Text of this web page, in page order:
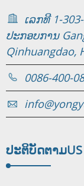
ເລກທີ 1-
ປະກອບການ
Qinhuangdao,
0086-400-
ປະຕິບັດຕາມUS